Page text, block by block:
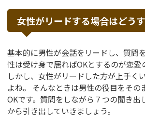
女性がリードする場合はどう
基本的に男性が会話をリードし、質問
性は受け身で居ればOKとするのが恋愛
しかし、女性がリードした方が上手く
よね。 そんなときは男性の役目をその
OKです。質問をしながら７つの聞き出
から引き出していきましょう。